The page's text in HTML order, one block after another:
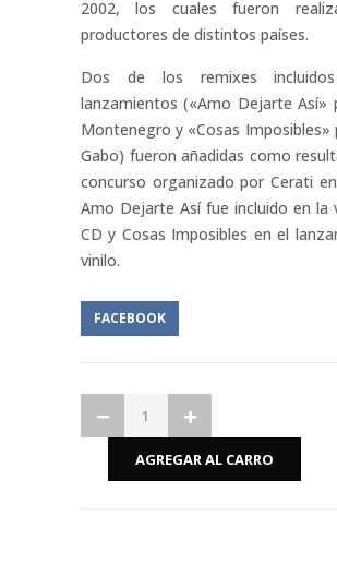
2002, los cuales fueron
productores de distintos países.
Dos de los remixes
lanzamientos («Amo Dejarte Así»
Montenegro y «Cosas Imposibles»
Gabo) fueron añadidas como
concurso organizado por Cerati
Amo Dejarte Así fue incluido en la
CD y Cosas Imposibles en el
vinilo.
FACEBOOK